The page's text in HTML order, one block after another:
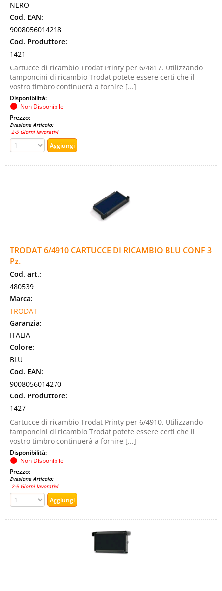
NERO
Cod. EAN:
9008056014218
Cod. Produttore:
1421
Cartucce di ricambio Trodat Printy per 6/4817. Utilizzando
tamponcini di ricambio Trodat potete essere certi che il
vostro timbro continuerà a fornire [...]
Disponibilità:
Non Disponibile
Prezzo:
Evasione Articolo:
2-5 Giorni lavorativi
TRODAT 6/4910 CARTUCCE DI RICAMBIO BLU CONF 3
Pz.
Cod. art.:
480539
Marca:
TRODAT
Garanzia:
ITALIA
Colore:
BLU
Cod. EAN:
9008056014270
Cod. Produttore:
1427
Cartucce di ricambio Trodat Printy per 6/4910. Utilizzando
tamponcini di ricambio Trodat potete essere certi che il
vostro timbro continuerà a fornire [...]
Disponibilità:
Non Disponibile
Prezzo:
Evasione Articolo:
2-5 Giorni lavorativi